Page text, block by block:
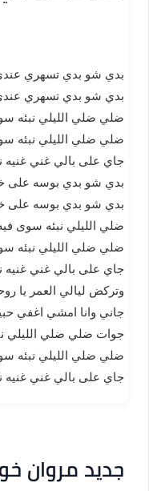
بدي شو بدي تسهري
بدي شو بدي تسهري
ضلي ضلي الليلي نبئه
ضلي ضلي الليلي نبئه
جاي على بالي غني غنيه
بدي شو بدي بوسه على
بدي شو بدي بوسه على
ضلي الليلي نبئه سوى
ضلي ضلي الليلي نبئه
جاي على بالي غني غنيه
وتركض ليالي العمر يا
جاني وانا امشي اغفي
جوات ضلي ضلي الليلي
ضلي ضلي الليلي نبئه
جاي على بالي غني غنيه
جديد مروان